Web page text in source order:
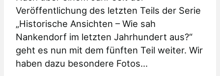
Veröffentlichung des letzten Teils der Serie
„Historische Ansichten – Wie sah
Nankendorf im letzten Jahrhundert aus?“
geht es nun mit dem fünften Teil weiter. Wir
haben dazu besondere Fotos…